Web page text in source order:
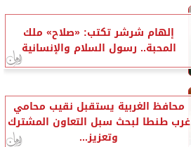
إلهام شرشر تكتب: «صلاح» ملك
المحبة.. رسول السلام والإنسانية
محافظ الغربية يستقبل نقيب محامي
غرب طنطا لبحث سبل التعاون المشترك
وتعزيز...